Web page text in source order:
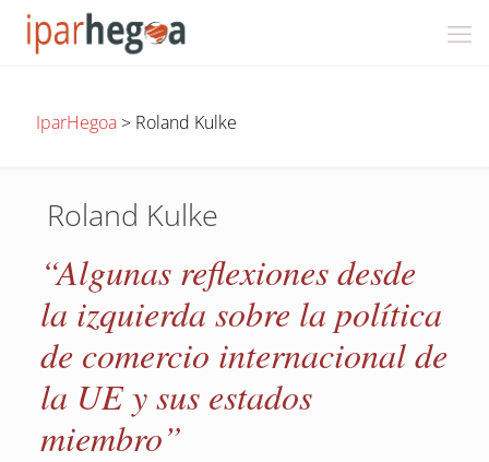
IparHegoa> Roland Kulke
Roland Kulke
“Algunas reflexiones desde
la izquierda sobre la política
de comercio internacional de
la UE y sus estados
miembro”